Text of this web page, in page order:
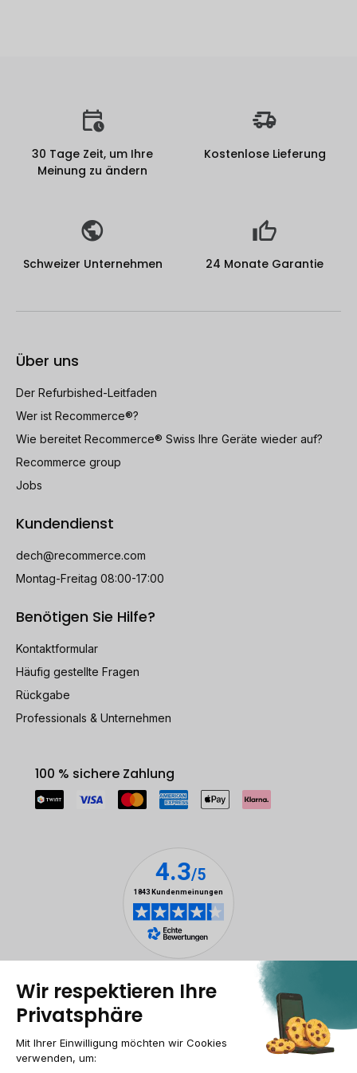
30 Tage Zeit, um Ihre
Meinung zu ändern
Kostenlose Lieferung
Schweizer Unternehmen 24 Monate Garantie
Über uns
Der Refurbished-Leitfaden
Wer ist Recommerce®?
Wie bereitet Recommerce® Swiss Ihre Geräte wieder auf?
Recommerce group
Jobs
Kundendienst
dech@recommerce.com
Montag-Freitag 08:00-17:00
Benötigen Sie Hilfe?
Kontaktformular
Häufig gestellte Fragen
Rückgabe
Professionals & Unternehmen
100 % sichere Zahlung
Rechtliche Hinweise
Cookie-Verwaltung
Allgemeine Geschäftsbedingungen
Personenbezogener daten